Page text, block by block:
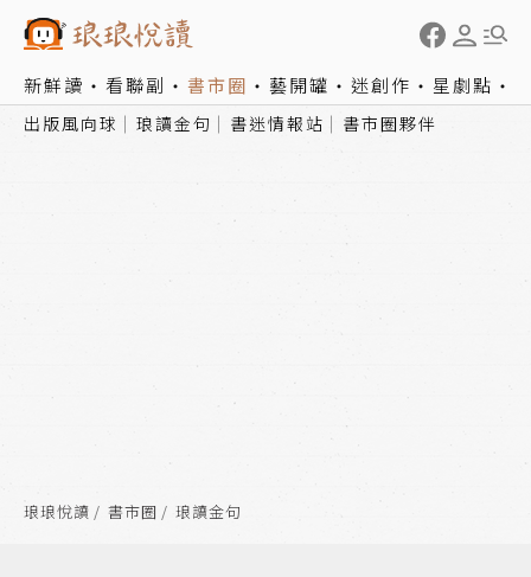
新鮮讀 看聯副 書市圈 藝開罐 迷創作 星劇點
出版風向球 琅讀金句 書迷情報站 書市圈夥伴
琅琅悅讀 書市圈 琅讀金句